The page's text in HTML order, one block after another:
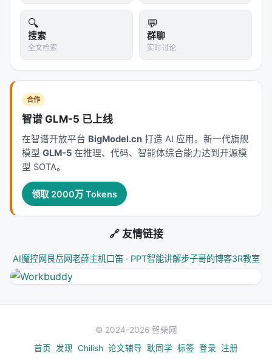
以除非确认原设备真的不行了，否则不要急着换设
备。
这意味着什么
是它对"失败处理"的重新定义。
现有的智能体系统在失败处理上太粗粒度了：要么重
有层次的，恢复也应该有层次。一个策略失败不需要
推翻一个任务，一个任务失败不需要推翻一个计划。
这个思路不只适用于多设备场景。任何复杂的 AI 智能
体系统——单设备的也好，多智能体的也好——都会
遇到"某条路径走不通"的情况。H-RePlan 的分层抽象
（策略层 vs. 任务层 vs. 计划层）是一个通用的设计模
从工程角度看，H-RePlan 的 API-CLI-GUI 三策略设
计也很实用。之前的多设备系统通常每个设备只暴露
一种策略——要么 GUI 要么 CLI——这限制了恢复能
虽然实现复杂度更高，但换来了显著鲁棒性提升。
🔍
搜索
全文检索
💬
群聊
实时讨论
合作
智谱 GLM-5 已上线
在智谱开放平台 BigModel.cn 打造 AI 应用。新一代旗舰
模型 GLM-5 在推理、代码、智能体综合能力达到开源模
型 SOTA。
领取 2000万 Tokens
🔗 友情链接
AI魔控网 艮岳网老薛主机口笛 · PPT智能讲解步子哥的博客3R教室
© 2024-2026 智柴网
首页
发现 Chilish 论文辅导 耿同学 标签 登录 注册